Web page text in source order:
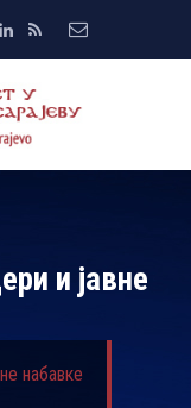
и јавне
набавке